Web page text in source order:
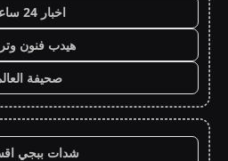
اخبار 24 ساعة
هيدب فنون
صحيفة
شدات ببجي